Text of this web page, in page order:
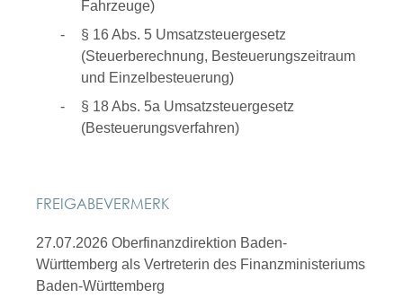
Fahrzeuge)
§ 16 Abs. 5 Umsatzsteuergesetz
(Steuerberechnung, Besteuerungszeitraum
und Einzelbesteuerung)
§ 18 Abs. 5a Umsatzsteuergesetz
(Besteuerungsverfahren)
FREIGABEVERMERK
27.07.2026 Oberfinanzdirektion Baden-
Württemberg als Vertreterin des Finanzministeriums
Baden-Württemberg